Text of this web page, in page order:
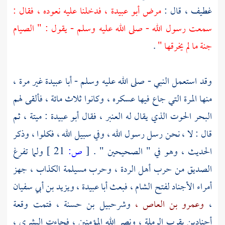
غطيف ، قال :مرضأبو عبيدة ، فدخلنا عليه نعوده ، فقال :
سمعت رسول الله - صلى الله عليه وسلم - يقول : " الصيام
جنة ما لم يخرقها ".
وقد استعمل النبي - صلى الله عليه وسلم -أبا عبيدةغير مرة ،
منها المرة التي جاع فيها عسكره ، وكانوا ثلاث ما‏ئة ، فألقى لهم
البحر الحوت الذي يقال له العنبر ، فقالأبو عبيدة : ميتة ، ثم
قال : لا ، نحن رسل رسول الله ، وفي سبيل الله ، فكلوا ، وذكر
الحديث ، وهو في " الصحيحين " . [ ص:
ولما تفرغ
الصديقمن حرب أهل الردة ، وحربمسيلمة الكذاب ، جهز
أمراء الأجناد لفتح الشام ، فبعثأبا عبيدة ،ويزيد بن أبي سفيان
، وعمرو بن العاص ، وشرحبيل بن حسنة ، فتمت وقعة